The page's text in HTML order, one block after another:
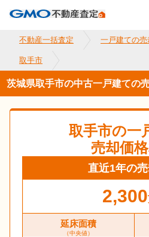
不動産一括査定 一戸建ての売
取手市
茨城県取手市の中古一戸建ての
取手市の一
売却価
直近1年の
2,300
延床面積
（中央値）